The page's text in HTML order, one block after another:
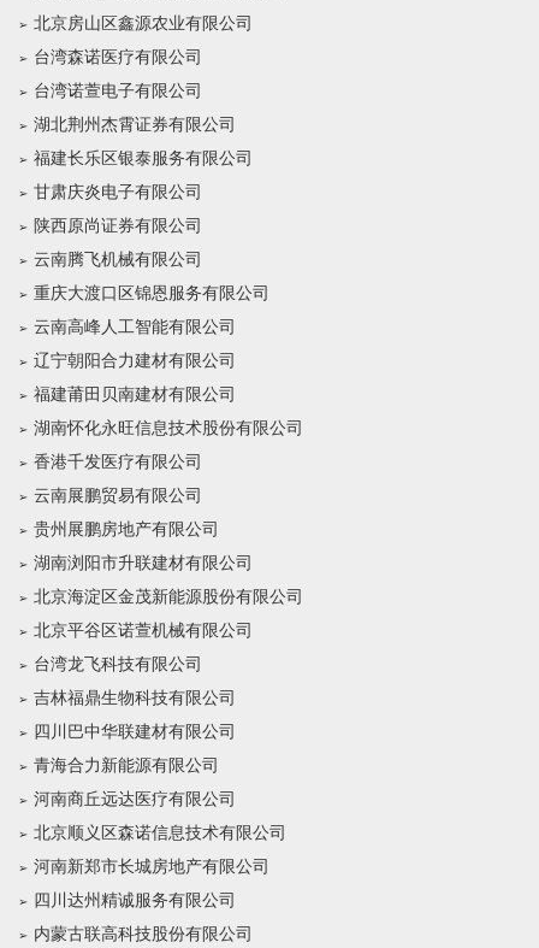
北京房山区鑫源农业有限公司
台湾森诺医疗有限公司
台湾诺萱电子有限公司
湖北荆州杰霄证券有限公司
福建长乐区银泰服务有限公司
甘肃庆炎电子有限公司
陕西原尚证券有限公司
云南腾飞机械有限公司
重庆大渡口区锦恩服务有限公司
云南高峰人工智能有限公司
辽宁朝阳合力建材有限公司
福建莆田贝南建材有限公司
湖南怀化永旺信息技术股份有限公司
香港千发医疗有限公司
云南展鹏贸易有限公司
贵州展鹏房地产有限公司
湖南浏阳市升联建材有限公司
北京海淀区金茂新能源股份有限公司
北京平谷区诺萱机械有限公司
台湾龙飞科技有限公司
吉林福鼎生物科技有限公司
四川巴中华联建材有限公司
青海合力新能源有限公司
河南商丘远达医疗有限公司
北京顺义区森诺信息技术有限公司
河南新郑市长城房地产有限公司
四川达州精诚服务有限公司
内蒙古联高科技股份有限公司